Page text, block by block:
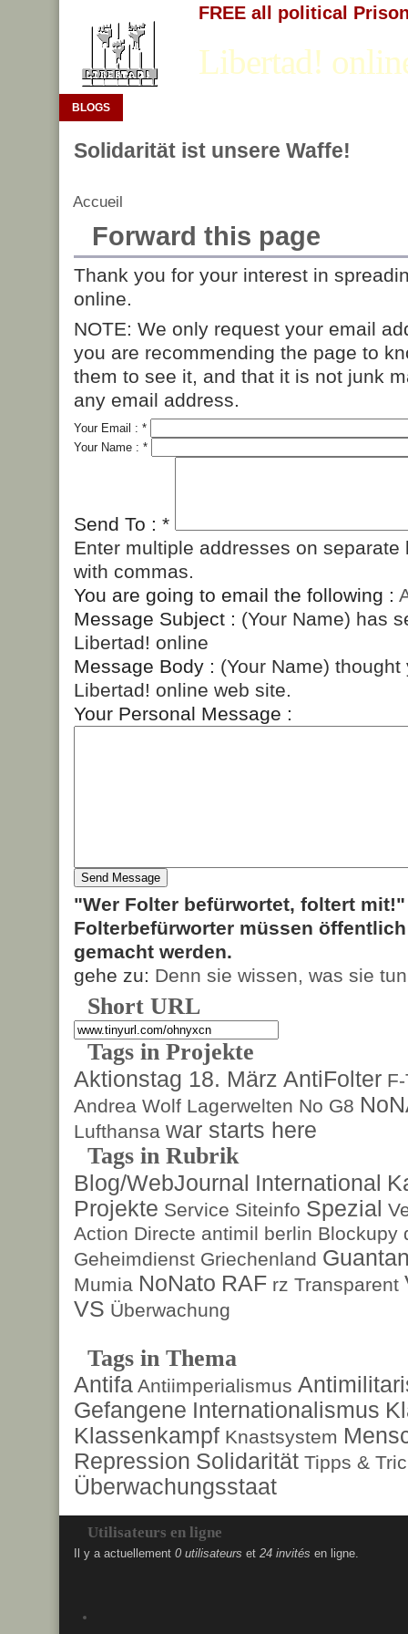
FREE all political
Libertad!
BLOGS
Solidarität ist unsere Waffe!
Accueil
Forward this page
Thank you for your interest in
online.
NOTE: We only request your email
you are recommending the page to
them to see it, and that it is not junk
any email address.
Your Email : *
Your Name : *
Send To : *
Enter multiple addresses on
with commas.
You are going to email the following :
Message Subject : (Your Name) has
Libertad! online
Message Body : (Your Name)
Libertad! online web site.
Your Personal Message :
"Wer Folter befürwortet, foltert
Folterbefürworter müssen
gemacht werden.
gehe zu: Denn sie wissen, was sie tun
Short URL
Tags in Projekte
Aktionstag 18. März AntiFolter
Andrea Wolf Lagerwelten No G8
Lufthansa war starts here
Tags in Rubrik
Blog/WebJournal International
Projekte Service Siteinfo Spezial
Action Directe antimil berlin Blockupy
Geheimdienst Griechenland
Mumia NoNato RAF rz Transparent
VS Überwachung
Tags in Thema
Antifa Antiimperialismus
Gefangene Internationalismus
Klassenkampf Knastsystem
Repression Solidarität Tipps &
Überwachungsstaat
Utilisateurs en ligne
Il y a actuellement 0 utilisateurs et 24 invités en ligne.